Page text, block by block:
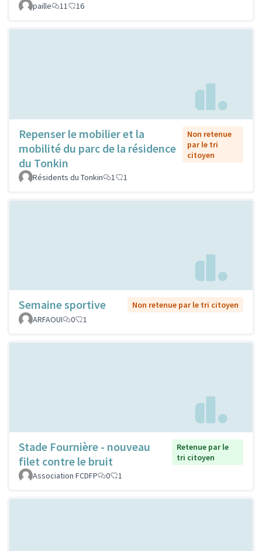
paille 11 16
Repenser le mobilier et la
mobilité du parc de la résidence
du Tonkin
Non retenue
par le tri
citoyen
Résidents du Tonkin 1 1
Semaine sportive
Non retenue par le tri citoyen
ARFAOUI
0 1
Stade Fournière - nouveau
filet contre le bruit
Retenue par le
tri citoyen
Association FCDFP
0 1